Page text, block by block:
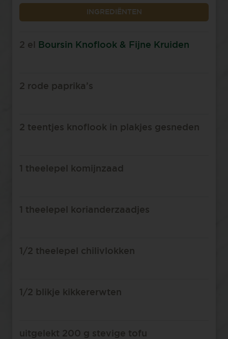
INGREDIËNTEN
2 el Boursin Knoflook & Fijne Kruiden
2 rode paprika’s
2 teentjes knoflook in plakjes gesneden
1 theelepel komijnzaad
1 theelepel korianderzaadjes
1/2 theelepel chilivlokken
1/2 blikje kikkererwten
uitgelekt 200 g stevige tofu